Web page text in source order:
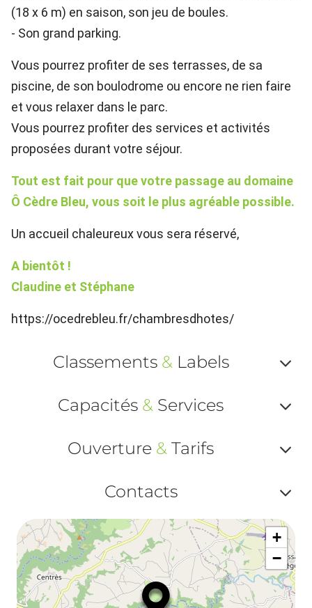
(18 x 6 m) en saison, son jeu de boules.
- Son grand parking.
Vous pourrez profiter de ses terrasses, de sa
piscine, de son boulodrome ou encore ne rien faire
et vous relaxer dans le parc.
Vous pourrez profiter des services et activités
proposées durant votre séjour.
Tout est fait pour que votre passage au domaine
Ô Cèdre Bleu, vous soit le plus agréable possible.
Un accueil chaleureux vous sera réservé,
A bientôt !
Claudine et Stéphane
https://ocedrebleu.fr/chambresdhotes/
Classements &Labels
ou
Capacités & Services
ou
Ouverture & Tarifs
ou
Contacts
ou
+
−